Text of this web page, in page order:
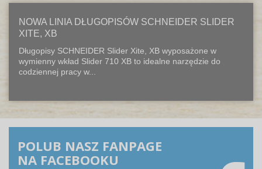
NOWA LINIA DŁUGOPISÓW SCHNEIDER SLIDER
XITE, XB
Długopisy SCHNEIDER Slider Xite, XB wyposażone w
wymienny wkład Slider 710 XB to idealne narzędzie do
codziennej pracy w...
POLUB NASZ FANPAGE
NA FACEBOOKU